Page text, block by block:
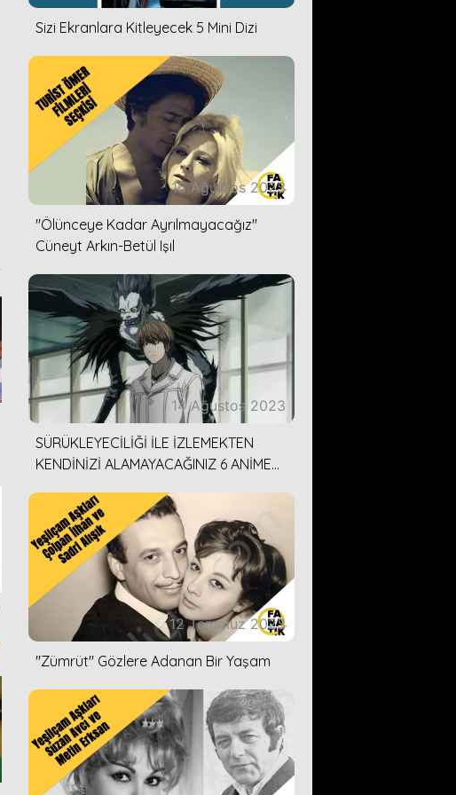
Sizi Ekranlara Kitleyecek 5 Mini Dizi
16 Ağustos 2023
''Ölünceye Kadar Ayrılmayacağız''
Cüneyt Arkın-Betül Işıl
14 Ağustos 2023
SÜRÜKLEYECİLİĞİ İLE İZLEMEKTEN
KENDİNİZİ ALAMAYACAĞINIZ 6 ANİME
12 Temmuz 2023
''Zümrüt'' Gözlere Adanan Bir Yaşam